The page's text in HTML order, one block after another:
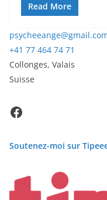
Read More
+41 77 464 74 71
Collonges, Valais
Suisse
Facebook
Soutenez-moi sur